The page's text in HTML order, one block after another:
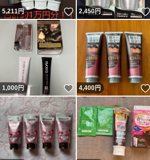
5,211円 いいね！
2,450円
1,000円 いいね！
4,400円